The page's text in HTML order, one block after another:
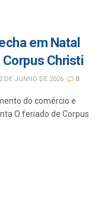
em Natal
Christi
DE JUNHO DE 2026 0
do comércio e
O feriado de Corpus